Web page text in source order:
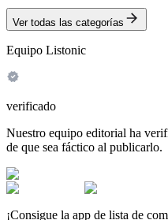
Ver todas las categorías
Equipo Listonic
verificado
Nuestro equipo editorial ha
de que sea fáctico al publicarlo.
¡Consigue la app de lista de